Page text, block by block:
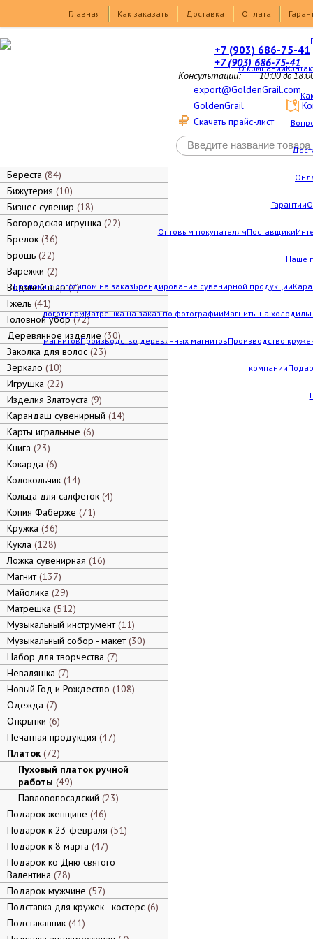
Главная
Как заказать Доставка Оплата
О компании
Гарантии
Оптовым покупателямПоставщики
Наше
Брелоки с логотипом на заказБрендирование сувенирной продукции
логотипомМатрешка на заказ по фотографииМагниты на
магнитовПроизводство деревянных магнитовПроизводство
компании
+7 (903) 686-75-41
+7 (903) 686-75-41
Консультации: 10:00 до
export@GoldenGrail.com
GoldenGrail
Скачать прайс-лист
Береста 84
Бижутерия 10
Бизнес сувенир 18
Богородская игрушка 22
Брелок 36
Брошь 22
Варежки 2
Водяной шар 7
Гжель 41
Головной убор 72
Деревянное изделие 30
Заколка для волос 23
Зеркало 10
Игрушка 22
Изделия Златоуста 9
Карандаш сувенирный 14
Карты игральные 6
Книга 23
Кокарда 6
Колокольчик 14
Кольца для салфеток 4
Копия Фаберже 71
Кружка 36
Кукла 128
Ложка сувенирная 16
Магнит 137
Майолика 29
Матрешка 512
Музыкальный инструмент 11
Музыкальный собор - макет 30
Набор для творчества 7
Неваляшка 7
Новый Год и Рождество 108
Одежда 7
Открытки 6
Печатная продукция 47
Платок 72
Пуховый платок ручной
работы 49
Павловопосадский 23
Подарок женщине 46
Подарок к 23 февраля 51
Подарок к 8 марта 47
Подарок ко Дню святого
Валентина 78
Подарок мужчине 57
Подставка для кружек - костерс 6
Подстаканник 41